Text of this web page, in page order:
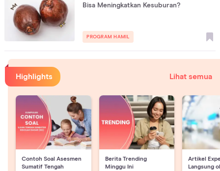
Bisa Meningkatkan Kesuburan?
PROGRAM HAMIL
Highlights Lihat semua
Contoh Soal Asesmen
Sumatif Tengah
Berita Trending
Minggu Ini
Artikel
Langsung